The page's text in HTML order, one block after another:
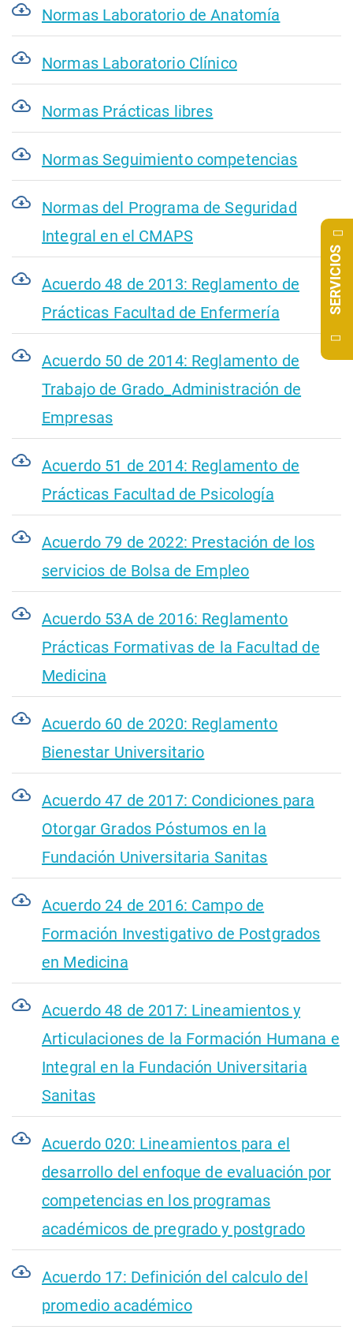
Normas Laboratorio de Anatomía
Normas Laboratorio Clínico
Normas Prácticas libres
Normas Seguimiento competencias
Normas del Programa de Seguridad
Integral en el CMAPS
Acuerdo 48 de 2013: Reglamento de
Prácticas Facultad de Enfermería
Acuerdo 50 de 2014: Reglamento de
Trabajo de Grado_Administración de
Empresas
Acuerdo 51 de 2014: Reglamento de
Prácticas Facultad de Psicología
Acuerdo 79 de 2022: Prestación de los
servicios de Bolsa de Empleo
Acuerdo 53A de 2016: Reglamento
Prácticas Formativas de la Facultad de
Medicina
Acuerdo 60 de 2020: Reglamento
Bienestar Universitario
Acuerdo 47 de 2017: Condiciones para
Otorgar Grados Póstumos en la
Fundación Universitaria Sanitas
Acuerdo 24 de 2016: Campo de
Formación Investigativo de Postgrados
en Medicina
Acuerdo 48 de 2017: Lineamientos y
Articulaciones de la Formación Humana e
Integral en la Fundación Universitaria
Sanitas
Acuerdo 020: Lineamientos para el
desarrollo del enfoque de evaluación por
competencias en los programas
académicos de pregrado y postgrado
Acuerdo 17: Definición del calculo del
promedio académico
SERVICIOS